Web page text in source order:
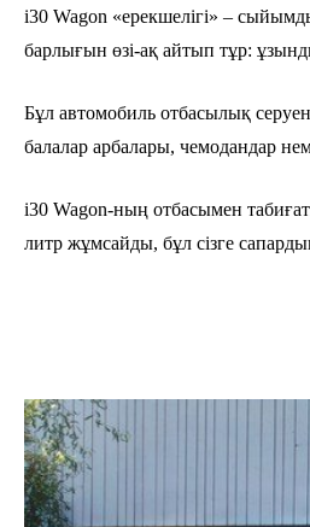
i30 Wagon «ерекшелігі» –
барлығын өзі-ақ айтып тұр:
Бұл автомобиль отбасылық
балалар арбалары, чемодандар
i30 Wagon-ның отбасымен
литр жұмсайды, бұл сізге